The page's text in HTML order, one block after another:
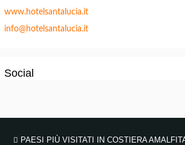
www.hotelsantalucia.it
info@hotelsantalucia.it
Social
PAESI PIÙ VISITATI IN COSTIERA